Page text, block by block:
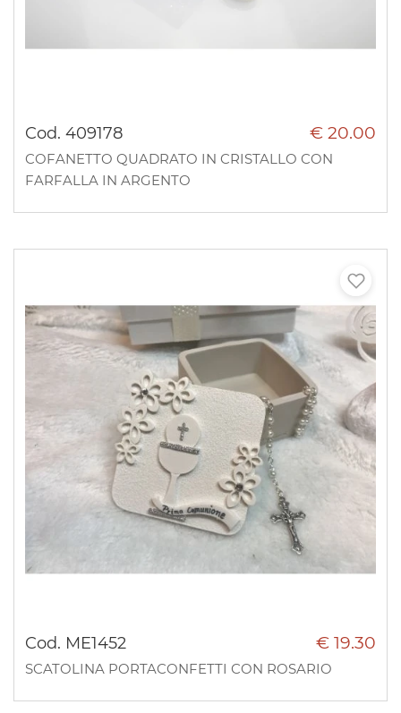
Cod. 409178 € 20.00
COFANETTO QUADRATO IN CRISTALLO CON
FARFALLA IN ARGENTO
Cod. ME1452 € 19.30
SCATOLINA PORTACONFETTI CON ROSARIO